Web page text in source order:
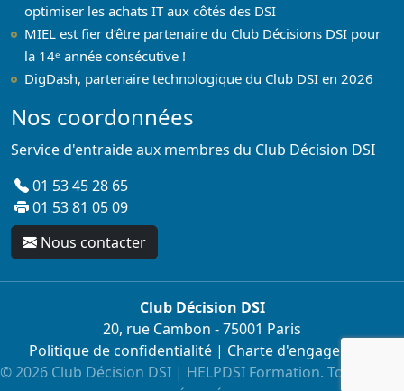
optimiser les achats IT aux côtés des DSI
MIEL est fier d’être partenaire du Club Décisions DSI pour
la 14ᵉ année consécutive !
DigDash, partenaire technologique du Club DSI en 2026
Nos coordonnées
Service d'entraide aux membres du Club Décision DSI
01 53 45 28 65
01 53 81 05 09
Nous contacter
Club Décision DSI
20, rue Cambon - 75001 Paris
Politique de confidentialité| Charte d'engagement
© 2026 Club Décision DSI | HELPDSI Formation. Tous droits